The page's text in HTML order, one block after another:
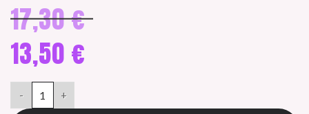
17,30€ hinta
13,50 €
hinta
on:
13,50 €.